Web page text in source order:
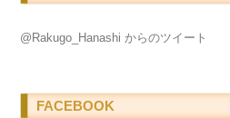
@Rakugo_Hanashi からのツイート
FACEBOOK